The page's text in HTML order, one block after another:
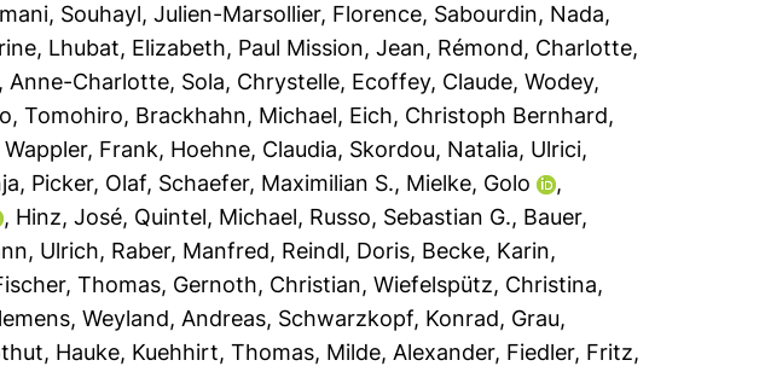
Souhayl,Julien-Marsollier, Florence, Sabourdin, Nada,
, Lhubat, Elizabeth, Paul Mission, Jean, Rémond, Charlotte,
Anne-Charlotte, Sola, Chrystelle, Ecoffey, Claude,Wodey,
Tomohiro, Brackhahn, Michael, Eich, Christoph Bernhard,
Wappler, Frank, Hoehne, Claudia, Skordou, Natalia, Ulrici,
, Picker, Olaf, Schaefer, Maximilian S., Mielke, Golo
,
, Hinz, José, Quintel, Michael, Russo, Sebastian G., Bauer,
Ulrich, Raber, Manfred, Reindl, Doris, Becke, Karin,
Thomas, Gernoth, Christian,Wiefelspütz, Christina,
,Weyland, Andreas, Schwarzkopf, Konrad, Grau,
Hauke, Kuehhirt, Thomas, Milde, Alexander, Fiedler, Fritz,